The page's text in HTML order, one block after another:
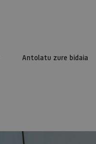
Antolatu zure bidaia